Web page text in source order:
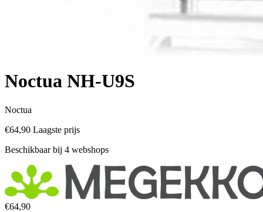
Noctua NH-U9S
Noctua
€64,90 Laagste prijs
Beschikbaar bij 4 webshops
€64,90